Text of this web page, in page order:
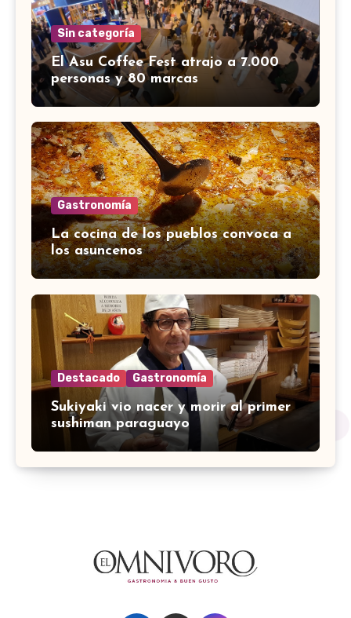
Sin categoría
El Asu Coffee Fest atrajo a 7.000
personas y 80 marcas
Gastronomía
La cocina de los pueblos convoca a
los asuncenos
Destacado Gastronomía
Sukiyaki vio nacer y morir al primer
sushiman paraguayo